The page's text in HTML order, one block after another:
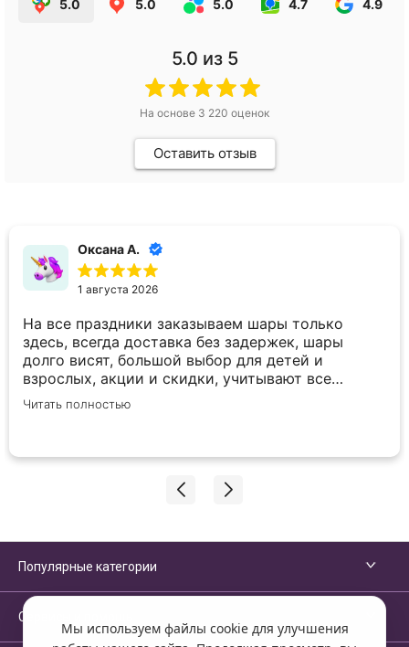
Мы используем файлы cookie для улучшения
5.0 5.0 5.0 4.7 4.9
5.0 из 5
На основе 3 220 оценок
Оставить отзыв
Оксана А.
1 августа 2026
На все праздники заказываем шары только
здесь, всегда доставка без задержек, шары
долго висят, большой выбор для детей и
взрослых, акции и скидки, учитывают все
пожелания по внесению корректировок в заказ.
Спасибо вам большое!
Читать полностью
Популярные категории
Сервисы и помощь